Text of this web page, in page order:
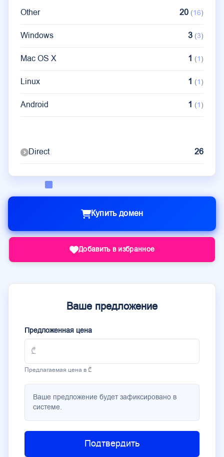
Other 20 (16)
Windows 3 (3)
Mac OS X 1 (1)
Linux 1 (1)
Android 1 (1)
Direct 26
Купить домен
Добавить в избранное
Ваше предложение
Предложенная цена
Предлагаемая цена в ₾
Ваше предложение будет зафиксировано в
системе.
Подтвердить